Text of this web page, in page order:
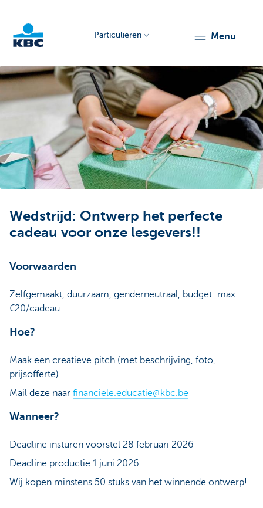
KBC
Particulieren
Particulieren menu
Wedstrijd: Ontwerp het perfecte
cadeau voor onze lesgevers!!
Voorwaarden
Zelfgemaakt, duurzaam, genderneutraal, budget: max:
€20/cadeau
Hoe?
Maak een creatieve pitch (met beschrijving, foto,
prijsofferte)
Mail deze naar financiele.educatie@kbc.be
Wanneer?
Deadline insturen voorstel 28 februari 2026
Deadline productie 1 juni 2026
Wij kopen minstens 50 stuks van het winnende ontwerp!